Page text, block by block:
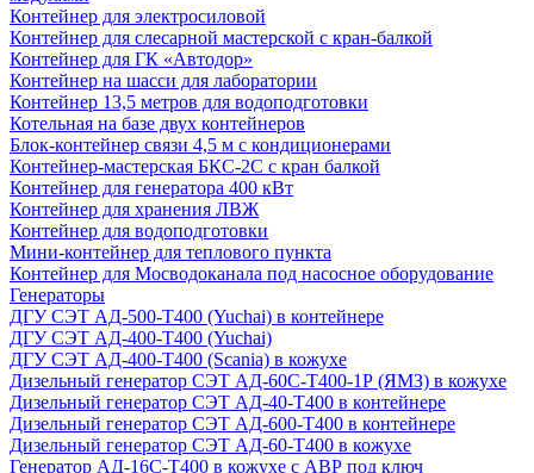
Контейнер для электросиловой
Контейнер для слесарной мастерской с кран-балкой
Контейнер для ГК «Автодор»
Контейнер на шасси для лаборатории
Контейнер 13,5 метров для водоподготовки
Котельная на базе двух контейнеров
Блок-контейнер связи 4,5 м с кондиционерами
Контейнер-мастерская БКС-2С с кран балкой
Контейнер для генератора 400 кВт
Контейнер для хранения ЛВЖ
Контейнер для водоподготовки
Мини-контейнер для теплового пункта
Контейнер для Мосводоканала под насосное оборудование
Генераторы
ДГУ СЭТ АД-500-Т400 (Yuchai) в контейнере
ДГУ СЭТ АД-400-Т400 (Yuchai)
ДГУ СЭТ АД-400-Т400 (Scania) в кожухе
Дизельный генератор СЭТ АД-60С-Т400-1Р (ЯМЗ) в кожухе
Дизельный генератор СЭТ АД-40-Т400 в контейнере
Дизельный генератор СЭТ АД-600-Т400 в контейнере
Дизельный генератор СЭТ АД-60-Т400 в кожухе
Генератор АД-16С-Т400 в кожухе с АВР под ключ